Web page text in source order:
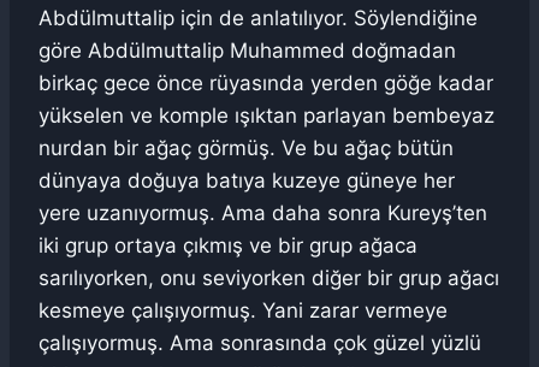
Abdülmuttalip için de anlatılıyor. Söylendiğine
göre Abdülmuttalip Muhammed doğmadan
birkaç gece önce rüyasında yerden göğe kadar
yükselen ve komple ışıktan parlayan bembeyaz
nurdan bir ağaç görmüş. Ve bu ağaç bütün
dünyaya doğuya batıya kuzeye güneye her
yere uzanıyormuş. Ama daha sonra Kureyş’ten
iki grup ortaya çıkmış ve bir grup ağaca
sarılıyorken, onu seviyorken diğer bir grup ağacı
kesmeye çalışıyormuş. Yani zarar vermeye
çalışıyormuş. Ama sonrasında çok güzel yüzlü